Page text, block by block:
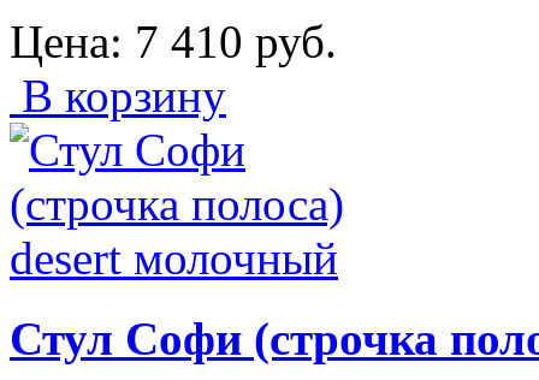
Цена: 7 410 руб.
В корзину
Стул Софи (строчка